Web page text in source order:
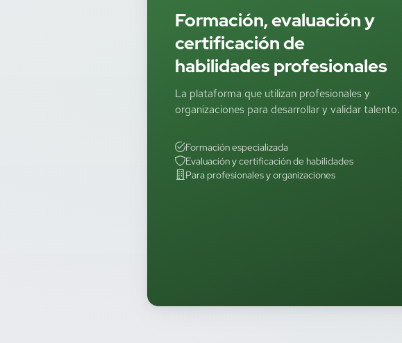
Formación, evaluación y
certificación de
habilidades profesionales
La plataforma que utilizan profesionales y
organizaciones para desarrollar y validar talento.
Formación especializada
Evaluación y certificación de habilidades
Para profesionales y organizaciones